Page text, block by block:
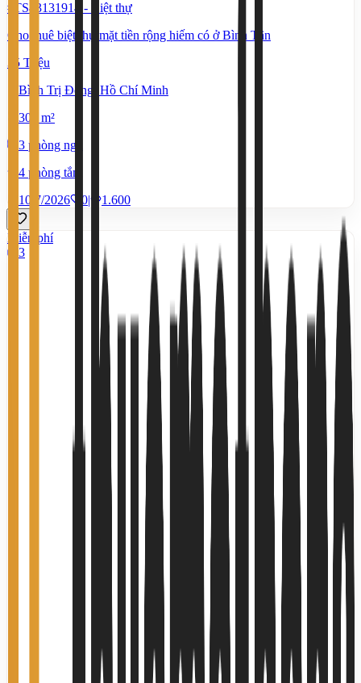
#TS43131914 -
Biệt thự
Cho thuê biệt thự mặt tiền rộng hiếm có ở Bình Tân
35 Triệu
Bình Trị Đông, Hồ Chí Minh
300 m²
3 phòng ngủ
4 phòng tắm
10/7/2026
0| 1.600
Miễn phí
3